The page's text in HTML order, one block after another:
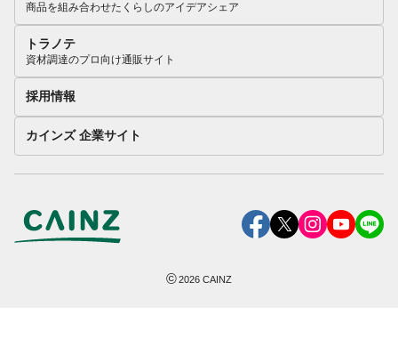
商品を組み合わせたくらしのアイデアシェア
トラノテ
資材調達のプロ向け通販サイト
採用情報
カインズ 企業サイト
©2026 CAINZ